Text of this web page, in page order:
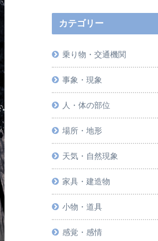
カテゴリー
乗り物・交通機関
事象・現象
人・体の部位
場所・地形
天気・自然現象
家具・建造物
小物・道具
感覚・感情